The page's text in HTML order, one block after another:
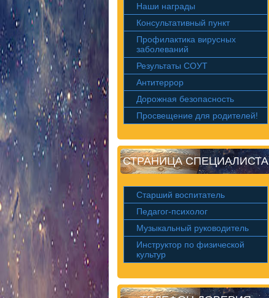
Наши награды
Консультативный пункт
Профилактика вирусных
заболеваний
Результаты СОУТ
Антитеррор
Дорожная безопасность
Просвещение для родителей!
СТРАНИЦА СПЕЦИАЛИСТА
Старший воспитатель
Педагог-психолог
Музыкальный руководитель
Инструктор по физической
культур